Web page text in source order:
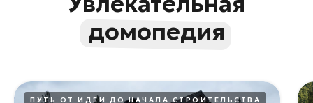
ПУТЬ ОТ ИДЕИ ДО НАЧАЛА СТРОИТЕЛЬСТВА